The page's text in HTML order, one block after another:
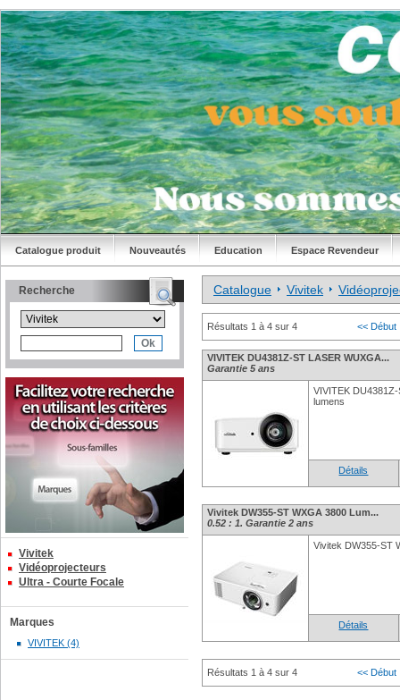
Catalogue produit Nouveautés Education Espace Revendeur
Recherche
Vivitek
Vidéoprojecteurs
Ultra - Courte Focale
Marques
VIVITEK (4)
Catalogue Vivitek
Résultats 1 à 4 sur 4 << Début
VIVITEK DU4381Z-ST LASER WUXGA...
Garantie 5 ans
VIVITEK
lumens
Détails
Vivitek DW355-ST WXGA 3800 Lum...
0.52 : 1. Garantie 2 ans
Vivitek DW355-ST
Détails
Résultats 1 à 4 sur 4 << Début